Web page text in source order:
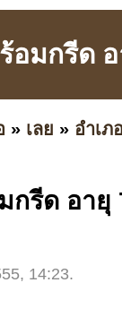
อมกรีด
» เลย » อำเภ
กรีด อา
14:23.